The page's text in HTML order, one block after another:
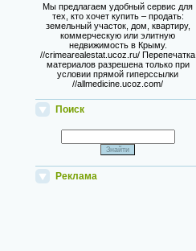
Мы предлагаем удобный сервис для
тех, кто хочет купить – продать:
земельный участок, дом, квартиру,
коммерческую или элитную
недвижимость в Крыму.
//crimearealestat.ucoz.ru/ Перепечатка
материалов разрешена только при
условии прямой гиперссылки
//allmedicine.ucoz.com/
Поиск
Реклама